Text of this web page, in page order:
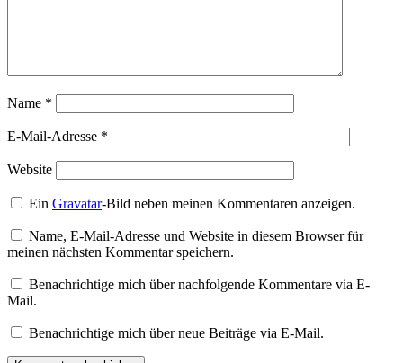
Name *
E-Mail-Adresse *
Website
EinGravatar-Bild neben meinen Kommentaren anzeigen.
Name, E-Mail-Adresse und Website in diesem Browser für
meinen nächsten Kommentar speichern.
Benachrichtige mich über nachfolgende Kommentare via E-
Mail.
Benachrichtige mich über neue Beiträge via E-Mail.